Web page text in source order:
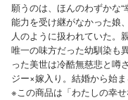
願うのは、ほんのわずかな
能力を受け継がなかった娘
人のように扱われていた。
唯一の味方だった幼馴染も
った美世は冷酷無慈悲と噂
ジー×嫁入り。結婚から始ま
※この商品は「わたしの幸